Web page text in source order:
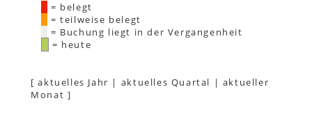
= belegt
= teilweise belegt
= Buchung liegt in der Vergangenheit
= heute
[aktuelles Jahr | aktuelles Quartal | aktueller
Monat ]